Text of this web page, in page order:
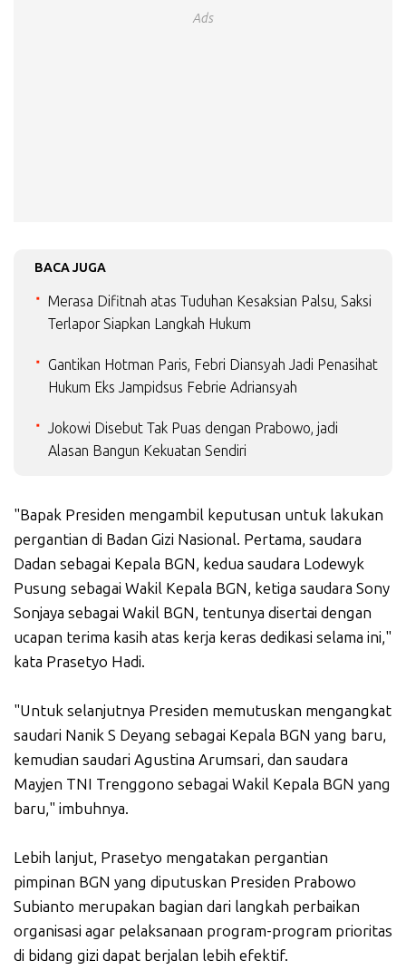
Ads
BACA JUGA
Merasa Difitnah atas Tuduhan Kesaksian Palsu, Saksi
Terlapor Siapkan Langkah Hukum
Gantikan Hotman Paris, Febri Diansyah Jadi Penasihat
Hukum Eks Jampidsus Febrie Adriansyah
Jokowi Disebut Tak Puas dengan Prabowo, jadi
Alasan Bangun Kekuatan Sendiri
"Bapak Presiden mengambil keputusan untuk lakukan
pergantian di Badan Gizi Nasional. Pertama, saudara
Dadan sebagai Kepala BGN, kedua saudara Lodewyk
Pusung sebagai Wakil Kepala BGN, ketiga saudara Sony
Sonjaya sebagai Wakil BGN, tentunya disertai dengan
ucapan terima kasih atas kerja keras dedikasi selama ini,"
kata Prasetyo Hadi.
"Untuk selanjutnya Presiden memutuskan mengangkat
saudari Nanik S Deyang sebagai Kepala BGN yang baru,
kemudian saudari Agustina Arumsari, dan saudara
Mayjen TNI Trenggono sebagai Wakil Kepala BGN yang
baru," imbuhnya.
Lebih lanjut, Prasetyo mengatakan pergantian
pimpinan BGN yang diputuskan Presiden Prabowo
Subianto merupakan bagian dari langkah perbaikan
organisasi agar pelaksanaan program-program prioritas
di bidang gizi dapat berjalan lebih efektif.